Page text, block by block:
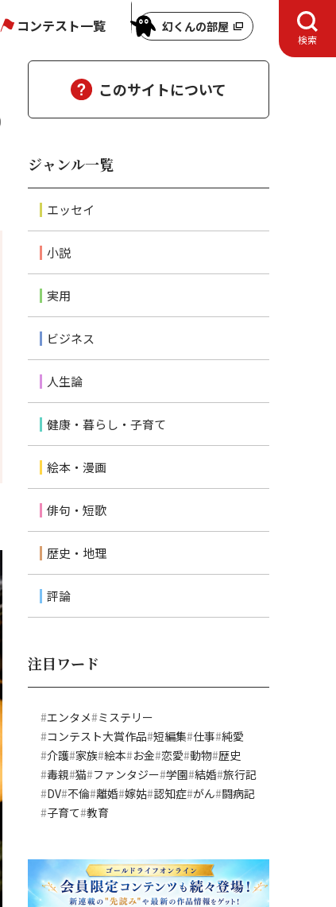
コンテスト一覧 幻くんの部屋
検索
このサイトについて
ジャンル一覧
エッセイ
小説
実用
ビジネス
人生論
健康・暮らし・子育て
絵本・漫画
俳句・短歌
歴史・地理
評論
注目ワード
エンタメ ミステリー
コンテスト大賞作品 短編集 仕事 純愛
介護 家族 絵本 お金 恋愛 動物 歴史
毒親 猫 ファンタジー 学園 結婚 旅行記
DV 不倫 離婚 嫁姑 認知症 がん 闘病記
子育て 教育